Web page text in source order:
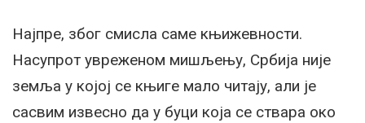
Најпре, због смисла саме књижевности.
Насупрот увреженом мишљењу, Србија није
земља у којој се књиге мало читају, али је
сасвим извесно да у буци која се ствара око